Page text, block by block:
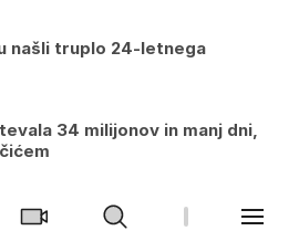
našli truplo 24-letnega
34 milijonov in manj dni,
zaradi slovenske blokade pri